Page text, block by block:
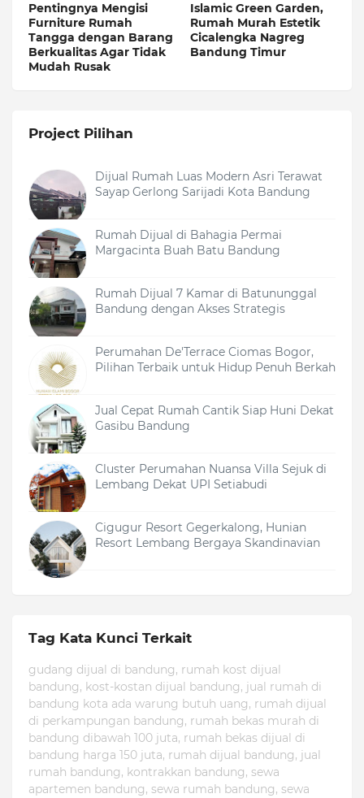
Pentingnya Mengisi
Furniture Rumah
Tangga dengan Barang
Berkualitas Agar Tidak
Mudah Rusak
Islamic Green Garden,
Rumah Murah Estetik
Cicalengka Nagreg
Bandung Timur
Project Pilihan
Dijual Rumah Luas Modern Asri Terawat
Sayap Gerlong Sarijadi Kota Bandung
Rumah Dijual di Bahagia Permai
Margacinta Buah Batu Bandung
Rumah Dijual 7 Kamar di Batununggal
Bandung dengan Akses Strategis
Perumahan De'Terrace Ciomas Bogor,
Pilihan Terbaik untuk Hidup Penuh Berkah
Jual Cepat Rumah Cantik Siap Huni Dekat
Gasibu Bandung
Cluster Perumahan Nuansa Villa Sejuk di
Lembang Dekat UPI Setiabudi
Cigugur Resort Gegerkalong, Hunian
Resort Lembang Bergaya Skandinavian
Tag Kata Kunci Terkait
gudang dijual di bandung, rumah kost dijual
bandung, kost-kostan dijual bandung, jual rumah di
bandung kota ada warung butuh uang, rumah dijual
di perkampungan bandung, rumah bekas murah di
bandung dibawah 100 juta, rumah bekas dijual di
bandung harga 150 juta, rumah dijual bandung, jual
rumah bandung, kontrakkan bandung, sewa
apartemen bandung, sewa rumah bandung, sewa